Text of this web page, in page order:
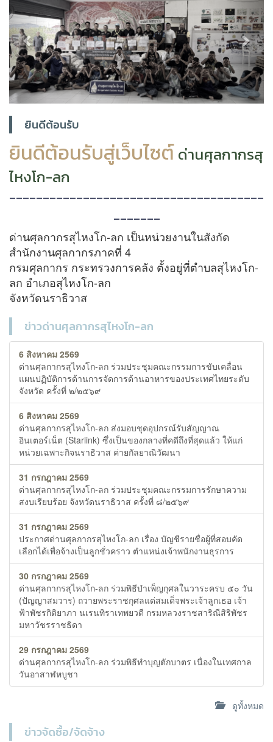
ยินดีต้อนรับ
ยินดีต้อนรับสู่เว็บไซต์ ด่านศุลกากรสุ
ไหงโก-ลก
--------------------------------------
-------
ด่านศุลกากรสุไหงโก-ลก เป็นหน่วยงานในสังกัด
สำนักงานศุลกากรภาคที่ 4
กรมศุลกากร กระทรวงการคลัง ตั้งอยู่ที่ตำบลสุไหงโก-
ลก อำเภอสุไหงโก-ลก
จังหวัดนราธิวาส
ข่าวด่านศุลกากรสุไหงโก-ลก
6 สิงหาคม 2569
ด่านศุลกากรสุไหงโก-ลก ร่วมประชุมคณะกรรมการขับเคลื่อน
แผนปฏิบัติการด้านการจัดการด้านอาหารของประเทศไทยระดับ
จังหวัด ครั้งที่ ๒/๒๕๖๙
6 สิงหาคม 2569
ด่านศุลกากรสุไหงโก-ลก ส่งมอบชุดอุปกรณ์รับสัญญาณ
อินเตอร์เน็ต (Starlink) ซึ่งเป็นของกลางที่คดีถึงที่สุดแล้ว ให้แก่
หน่วยเฉพาะกิจนราธิวาส ค่ายกัลยาณิวัฒนา
31 กรกฎาคม 2569
ด่านศุลกากรสุไหงโก-ลก ร่วมประชุมคณะกรรมการรักษาความ
สงบเรียบร้อย จังหวัดนราธิวาส ครั้งที่ ๘/๒๕๖๙
31 กรกฎาคม 2569
ประกาศด่านศุลกากรสุไหงโก-ลก เรื่อง บัญชีรายชื่อผู้ที่สอบคัด
เลือกได้เพื่อจ้างเป็นลูกชั่วคราว ตำแหน่งเจ้าพนักงานธุรการ
30 กรกฎาคม 2569
ด่านศุลกากรสุไหงโก-ลก ร่วมพิธีบำเพ็ญกุศลในวาระครบ ๕๐ วัน
(ปัญญาสมวาร) ถวายพระราชกุศลแด่สมเด็จพระเจ้าลูกเธอ เจ้า
ฟ้าพัชรกิติยาภา นเรนทิราเทพยวดี กรมหลวงราชสาริณีสิริพัชร
มหาวัชรราชธิดา
29 กรกฎาคม 2569
ด่านศุลกากรสุไหงโก-ลก ร่วมพิธีทำบุญตักบาตร เนื่องในเทศกาล
วันอาสาฬหบูชา
ดูทั้งหมด
ข่าวจัดซื้อ/จัดจ้าง